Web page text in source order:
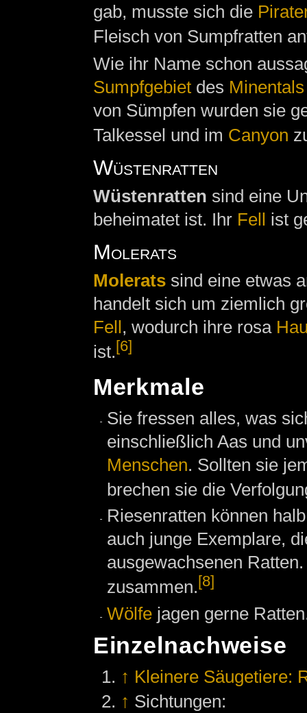
gab, musste sich die
Fleisch von Sumpfratten
Wie ihr Name schon
Sumpfgebietdes Minentals
von Sümpfen wurden sie
Talkessel und im Canyon
Wüstenratten
Wüstenratten sind eine
beheimatet ist. Ihr Fell ist
Molerats
Moleratssind eine etwas
handelt sich um ziemlich
Fell, wodurch ihre rosa
ist.[6]
Merkmale
Sie fressen alles, was
einschließlich Aas und
Menschen. Sollten sie
brechen sie die
Riesenratten können
auch junge Exemplare,
ausgewachsenen
zusammen.[8]
Wölfe jagen gerne
Einzelnachweise
↑ Kleinere Säugetiere:
↑ Sichtungen: